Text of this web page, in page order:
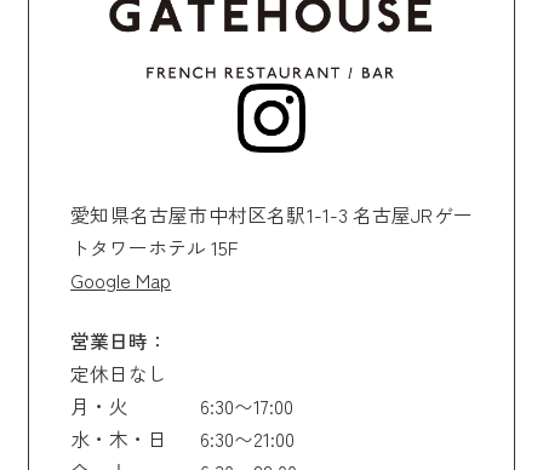
愛知県名古屋市中村区名駅1-1-3 名古屋JRゲー
トタワーホテル 15F
Google Map
営業日時：
定休日なし
月・火
6:30〜17:00
水・木・日
6:30〜21:00